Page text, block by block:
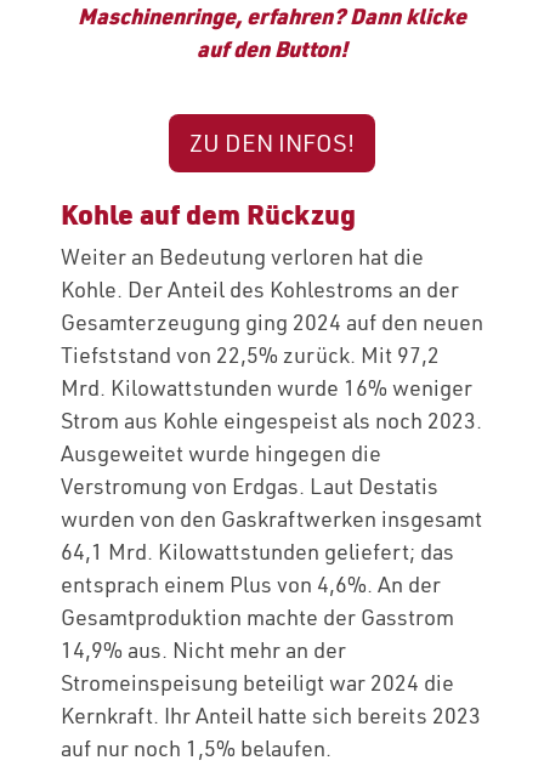
Maschinenringe, erfahren? Dann klicke
auf den Button!
ZU DEN INFOS!
Kohle auf dem Rückzug
Weiter an Bedeutung verloren hat die
Kohle. Der Anteil des Kohlestroms an der
Gesamterzeugung ging 2024 auf den neuen
Tiefststand von 22,5% zurück. Mit 97,2
Mrd. Kilowattstunden wurde 16% weniger
Strom aus Kohle eingespeist als noch 2023.
Ausgeweitet wurde hingegen die
Verstromung von Erdgas. Laut Destatis
wurden von den Gaskraftwerken insgesamt
64,1 Mrd. Kilowattstunden geliefert; das
entsprach einem Plus von 4,6%. An der
Gesamtproduktion machte der Gasstrom
14,9% aus. Nicht mehr an der
Stromeinspeisung beteiligt war 2024 die
Kernkraft. Ihr Anteil hatte sich bereits 2023
auf nur noch 1,5% belaufen.